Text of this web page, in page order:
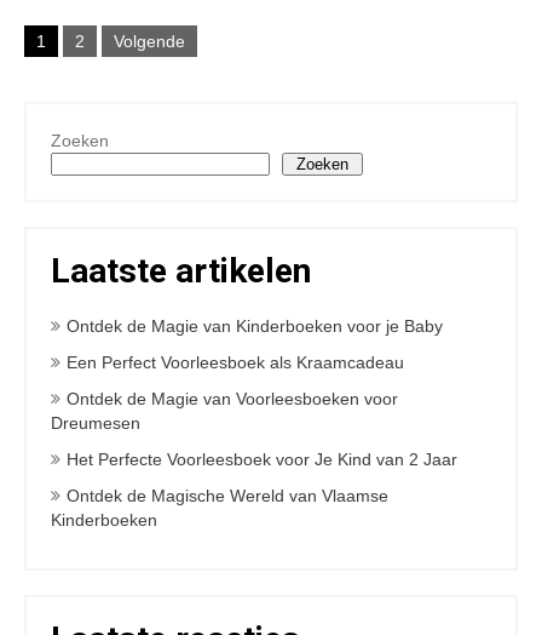
Berichten
paginering
1 2 Volgende
Zoeken
Zoeken
Laatste artikelen
Ontdek de Magie van Kinderboeken voor je Baby
Een Perfect Voorleesboek als Kraamcadeau
Ontdek de Magie van Voorleesboeken voor
Dreumesen
Het Perfecte Voorleesboek voor Je Kind van 2 Jaar
Ontdek de Magische Wereld van Vlaamse
Kinderboeken